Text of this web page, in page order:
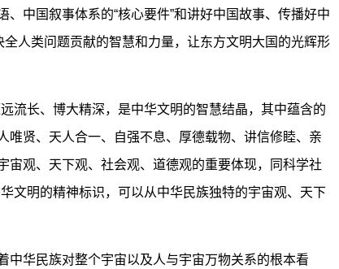
中国叙事体系的“核心要件”和讲好中国故事、传播好中
全人类问题贡献的智慧和力量，让东方文明大国的光辉形
长、博大精深，是中华文明的智慧结晶，其中蕴含的
唯贤、天人合一、自强不息、厚德载物、讲信修睦、亲
宙观、天下观、社会观、道德观的重要体现，同科学社
文明的精神标识，可以从中华民族独特的宇宙观、天下
华民族对整个宇宙以及人与宇宙万物关系的根本看